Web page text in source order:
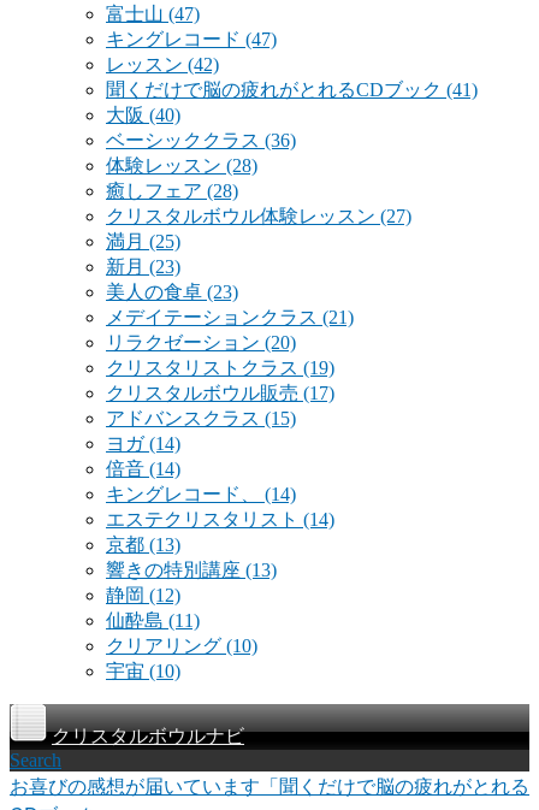
富士山 (47)
キングレコード (47)
レッスン (42)
聞くだけで脳の疲れがとれるCDブック (41)
大阪 (40)
ベーシッククラス (36)
体験レッスン (28)
癒しフェア (28)
クリスタルボウル体験レッスン (27)
満月 (25)
新月 (23)
美人の食卓 (23)
メデイテーションクラス (21)
リラクゼーション (20)
クリスタリストクラス (19)
クリスタルボウル販売 (17)
アドバンスクラス (15)
ヨガ(14)
倍音 (14)
キングレコード、 (14)
エステクリスタリスト (14)
京都 (13)
響きの特別講座 (13)
静岡 (12)
仙酔島 (11)
クリアリング (10)
宇宙 (10)
クリスタルボウルナビ
Search
お喜びの感想が届いています「聞くだけで脳の疲れがとれる